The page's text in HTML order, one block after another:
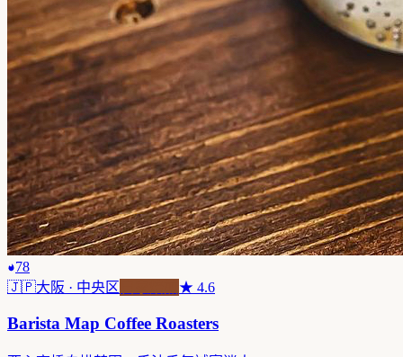
78
🇯🇵大阪 · 中央区 ★ 4.6
Barista Map Coffee Roasters